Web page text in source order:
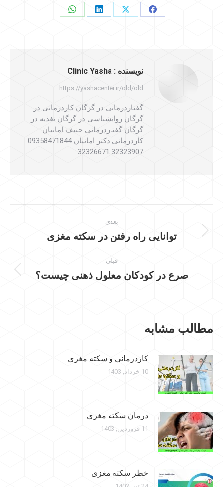
اشتراک اشتراک اشتراک اشتراک
نویسنده :
https://yashacenter.ir/old/old
گفتاردرمانی در گرگان کاردرمانی در
گرگان روانشناسی در گرگان تغذیه در
گرگان گفتاردرمانی حنیف امانیان
کاردرمانی دکتر امانیان 09358471844
32323907 32326671
مطلب
قبلی
پست
صرع در کودکان معلول ذهنی چیست؟
بعدی
نوشته
توانایی راه رفتن در سکته مغزی
مطالب مشابه
کاردرمانی و سکته مغزی
10 خرداد, 1403
درمان سکته مغزی
11 فروردین, 1403
خطر سکته مغزی
24 تیر, 1402